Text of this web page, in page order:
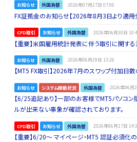
お知らせ 外国為替 2026年07月27日 07:00
FX証拠金のお知らせ【2026年8月3日より適用
CFD取引 お知らせ 外国為替 2026年06月30日
【重要】米国雇用統計発表に伴う取引に関す
お知らせ 外国為替 2026年06月29日 13:26
【MT5 FX取引】2026年7月のスワップ付加日
お知らせ システム稼動状況 外国為替 2026年06月
【6/25追記あり】一部のお客様でMT5パソコ
ルが出来ない事象が確認されております。
CFD取引 お知らせ 外国為替 2026年06月17日
【重要】6/20～ マイページ・MT5 認証必須化